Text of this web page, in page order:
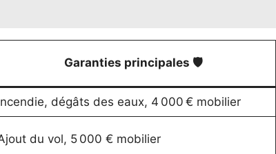
Garanties principales 🛡️
dégâts des eaux, 4 000 € mobilier
du vol, 5 000 € mobilier